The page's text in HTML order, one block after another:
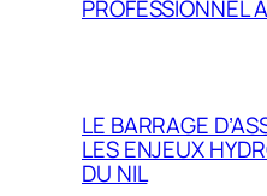
PROFESSIONNEL
LE BARRAGE
LES ENJEUX
DU NIL